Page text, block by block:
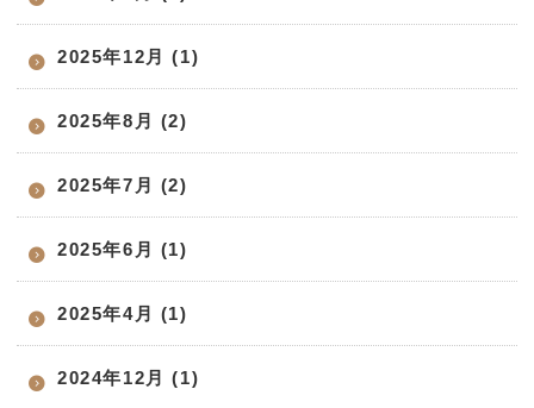
2025年12月 (1)
2025年8月 (2)
2025年7月 (2)
2025年6月 (1)
2025年4月 (1)
2024年12月 (1)